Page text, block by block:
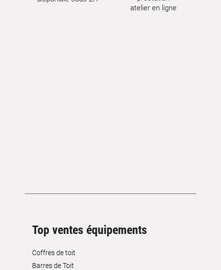
atelier en ligne
Top ventes équipements
Coffres de toit
Barres de Toit